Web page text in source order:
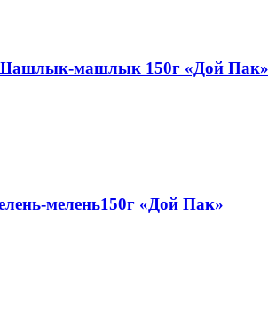
Шашлык-машлык 150г «Дой Пак»
мелень150г «Дой Пак»